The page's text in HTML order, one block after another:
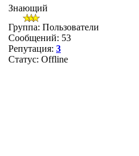
Знающий
Группа: Пользователи
Сообщений: 53
Репутация: 3
Статус: Offline